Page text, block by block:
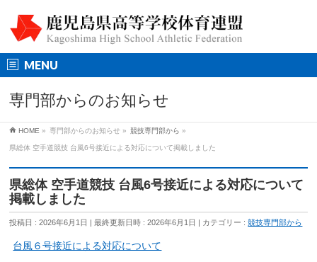
MENU
専門部からのお知らせ
HOME » 専門部からのお知らせ » 競技専門部から »
県総体 空手道競技 台風6号接近による対応について掲載しました
県総体 空手道競技 台風6号接近による対応について
掲載しました
投稿日 : 2026年6月1日 最終更新日時 : 2026年6月1日 カテゴリー :競技専門部から
台風６号接近による対応について